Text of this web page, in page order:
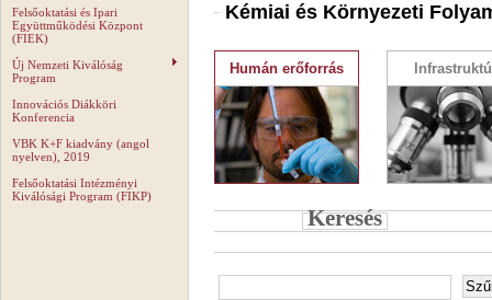
Felsőoktatási és Ipari
Együttműködési Központ
(FIEK)
Új Nemzeti Kiválóság
Program
Innovációs Diákköri
Konferencia
VBK K+F kiadvány (angol
nyelven), 2019
Felsőoktatási Intézményi
Kiválósági Program (FIKP)
Kémiai és Környezeti
Humán erőforrás
Keresés